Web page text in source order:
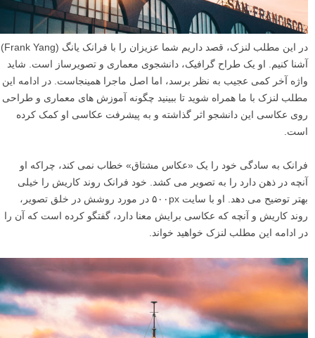
در این مطلب لنزک، قصد داریم شما عزیزان را با فرانک یانگ (Frank Yang)
آشنا کنیم. او یک طراح گرافیک، دانشجوی معماری و تصویرساز است. شاید
واژه آخر کمی عجیب به نظر برسد، اما اصل ماجرا همینجاست. در ادامه این
مطلب لنزک با ما همراه شوید تا ببینید چگونه آموزش های معماری و طراحی
روی عکاسی این دانشجو اثر گذاشته و به پیشرفت عکاسی او کمک کرده
است.
فرانک به سادگی خود را یک «عکاس مشتاق» خطاب نمی کند، چراکه او
آنچه در ذهن دارد را به تصویر می کشد. خود فرانک روند کاریش را خیلی
بهتر توضیح می دهد. او با سایت ۵۰۰px در مورد روشش در خلق تصویر،
روند کاریش و آنچه که عکاسی برایش معنا دارد، گفتگو کرده است که آن را
در ادامه این مطلب لنزک خواهید خواند.